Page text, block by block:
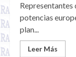
Representantes
potencias
plan...
Leer Más